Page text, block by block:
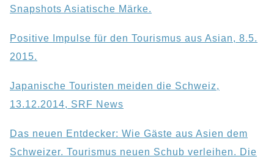
Snapshots Asiatische Märke.
Positive Impulse für den Tourismus aus Asian, 8.5.
2015.
Japanische Touristen meiden die Schweiz,
13.12.2014, SRF News
Das neuen Entdecker: Wie Gäste aus Asien dem
Schweizer. Tourismus neuen Schub verleihen. Die